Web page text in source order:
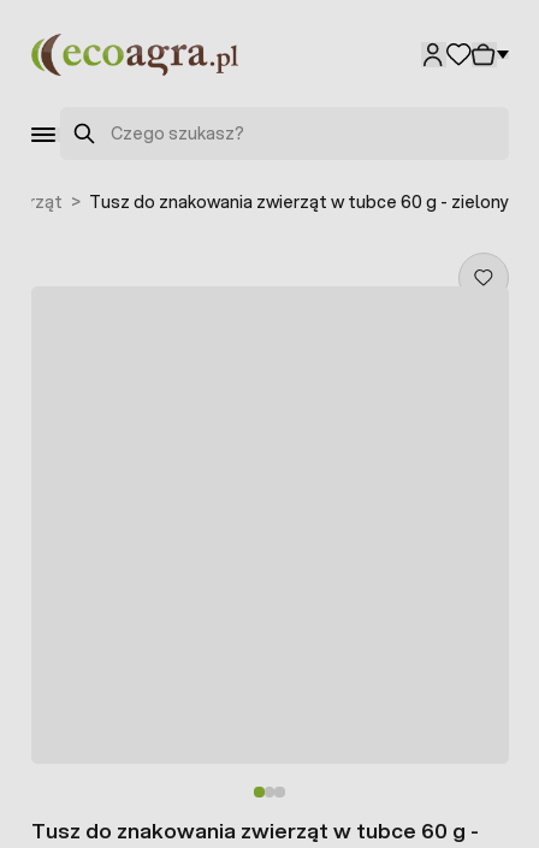
Szukaj
> Tusz do znakowania zwierząt w tubce 60 g - zielony
Tusz do znakowania zwierząt w tubce 60 g -